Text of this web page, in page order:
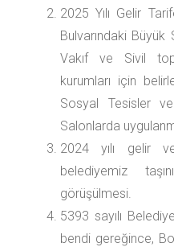
2025 Yılı Gelir
Bulvarındaki
Vakıf ve Sivil
kurumları için
Sosyal Tesisler
Salonlarda
2024 yılı gelir
belediyemiz
görüşülmesi.
5393 sayılı
bendi gereğince,